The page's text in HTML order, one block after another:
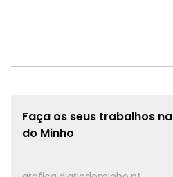
Faça os seus trabalhos na
do Minho